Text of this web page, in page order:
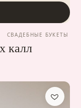
СВАДЕБНЫЕ БУКЕТЫ
калл